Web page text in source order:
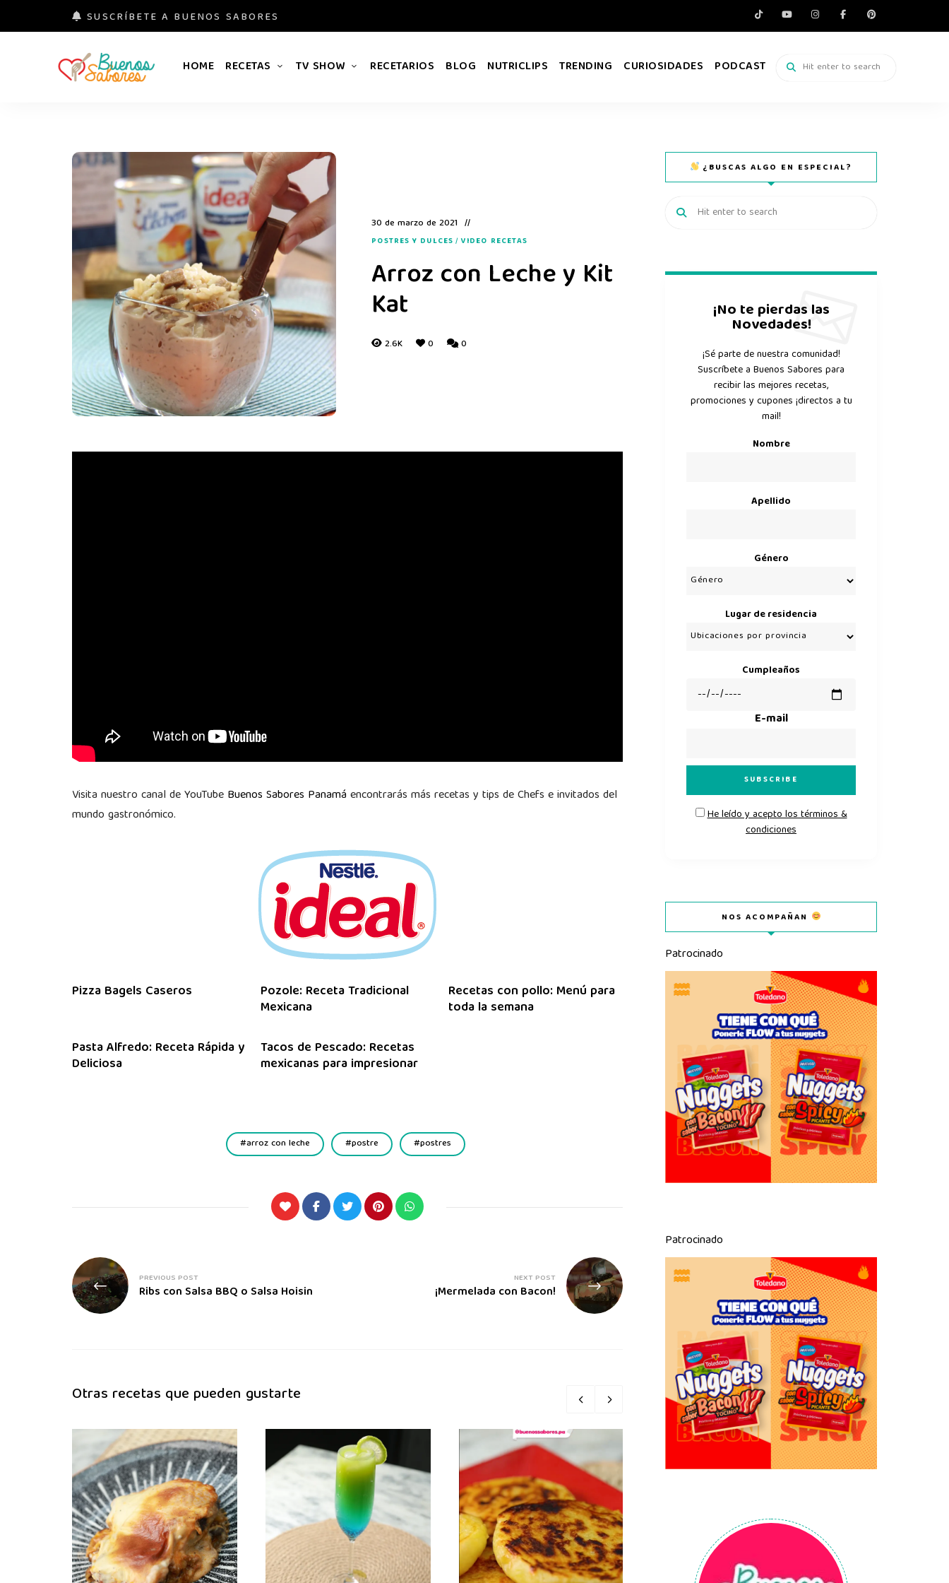
SUSCRÍBETE A BUENOS SABORES
HOME RECETAS TV SHOW RECETARIOS BLOG NUTRICLIPS TRENDING CURIOSIDADES PODCAST
30 de marzo de 2021
POSTRES Y DULCES / VIDEO RECETAS
Arroz con Leche y Kit
Kat
2.6K 0 0
Visita nuestro canal de YouTube Buenos Sabores Panamá encontrarás más recetas y tips de Chefs e invitados del
mundo gastronómico.
Pizza Bagels Caseros Pozole: Receta Tradicional
Mexicana
Recetas con pollo: Menú para
toda la semana
Pasta Alfredo: Receta Rápida y
Deliciosa
Tacos de Pescado: Recetas
mexicanas para impresionar
arroz con leche postre postres
PREVIOUS POST
Ribs con Salsa BBQ o Salsa Hoisin
NEXT POST
¡Mermelada con Bacon!
Otras recetas que pueden gustarte
¿BUSCAS ALGO EN ESPECIAL?
¡No te pierdas las
Novedades!
¡Sé parte de nuestra comunidad!
Suscríbete a Buenos Sabores para
recibir las mejores recetas,
promociones y cupones ¡directos a tu
mail!
Nombre
Apellido
Género
Lugar de residencia
Cumpleaños
E-mail
He leído y acepto los términos &
condiciones
NOS ACOMPAÑAN
Patrocinado
Patrocinado